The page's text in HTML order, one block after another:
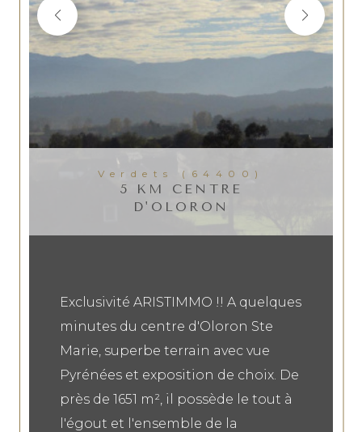
Verdets (64400)
5 KM CENTRE
D'OLORON
Exclusivité ARISTIMMO !! A quelques
minutes du centre d'Oloron Ste
Marie, superbe terrain avec vue
Pyrénées et exposition de choix. De
près de 1651 m², il possède le tout à
l'égout et l'ensemble de la